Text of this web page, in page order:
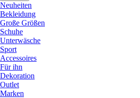
Neuheiten
Bekleidung
Große Größen
Schuhe
Unterwäsche
Sport
Accessoires
Für ihn
Dekoration
Outlet
Marken